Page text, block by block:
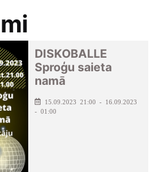
DISKOBALLE
Sproģu saieta
namā
15.09.2023 21:00 - 16.09.2023
- 01:00